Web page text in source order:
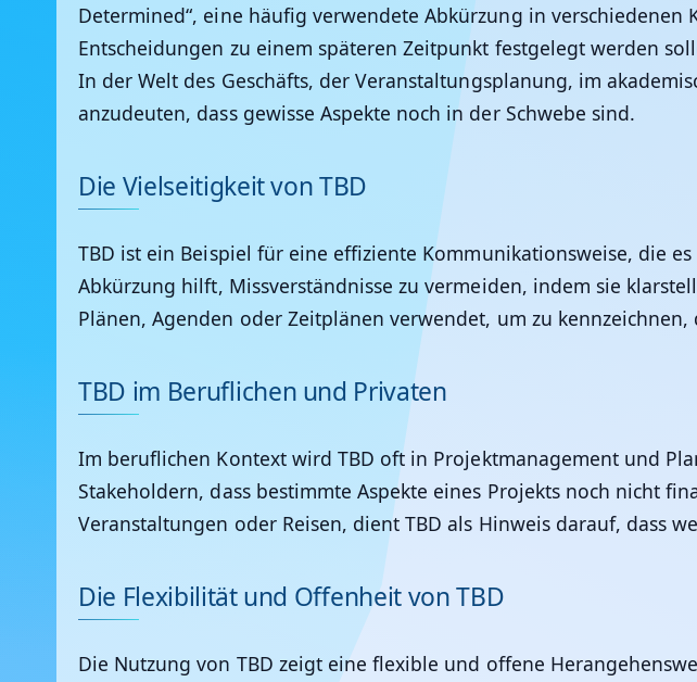
Determined“, eine häufig verwendete Abkürzung in
Entscheidungen zu einem späteren Zeitpunkt festgelegt werden
In der Welt des Geschäfts, der Veranstaltungsplanung, im
anzudeuten, dass gewisse Aspekte noch in der Schwebe sind.
Die Vielseitigkeit von TBD
TBD ist ein Beispiel für eine effiziente Kommunikationsweise, die
Abkürzung hilft, Missverständnisse zu vermeiden, indem sie
Plänen, Agenden oder Zeitplänen verwendet, um zu
TBD im Beruflichen und Privaten
Im beruflichen Kontext wird TBD oft in Projektmanagement und
Stakeholdern, dass bestimmte Aspekte eines Projekts noch nicht
Veranstaltungen oder Reisen, dient TBD als Hinweis darauf, dass
Die Flexibilität und Offenheit von TBD
Die Nutzung von TBD zeigt eine flexible und offene